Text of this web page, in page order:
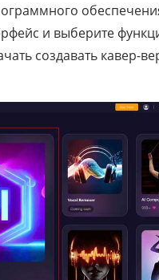
и выберите
создавать кавер-